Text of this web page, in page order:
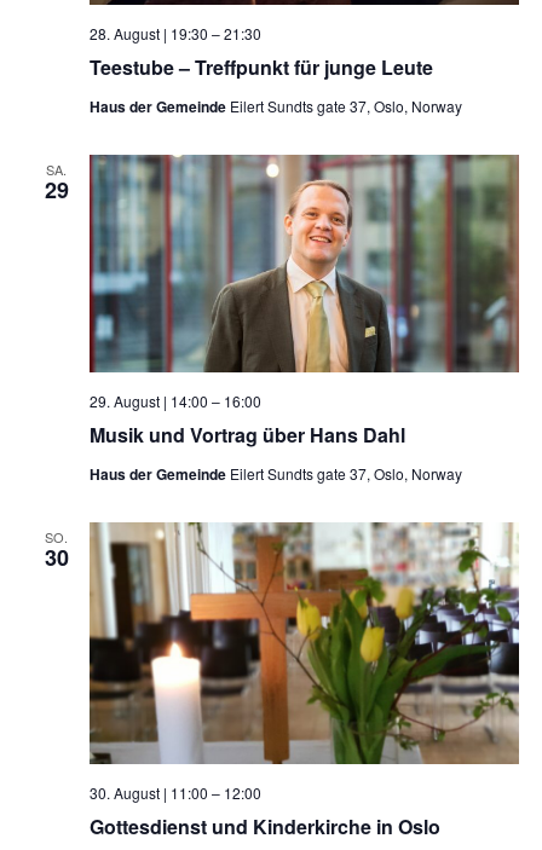
Teestube – Treffpunkt für junge Leute
28. August | 19:30 –21:30
Haus der Gemeinde Eilert Sundts gate 37, Oslo, Norway
SA.
29
Musik und Vortrag über Hans Dahl
29. August | 14:00 – 16:00
Haus der Gemeinde Eilert Sundts gate 37, Oslo, Norway
SO.
30
Gottesdienst und Kinderkirche in Oslo
30. August | 11:00 – 12:00